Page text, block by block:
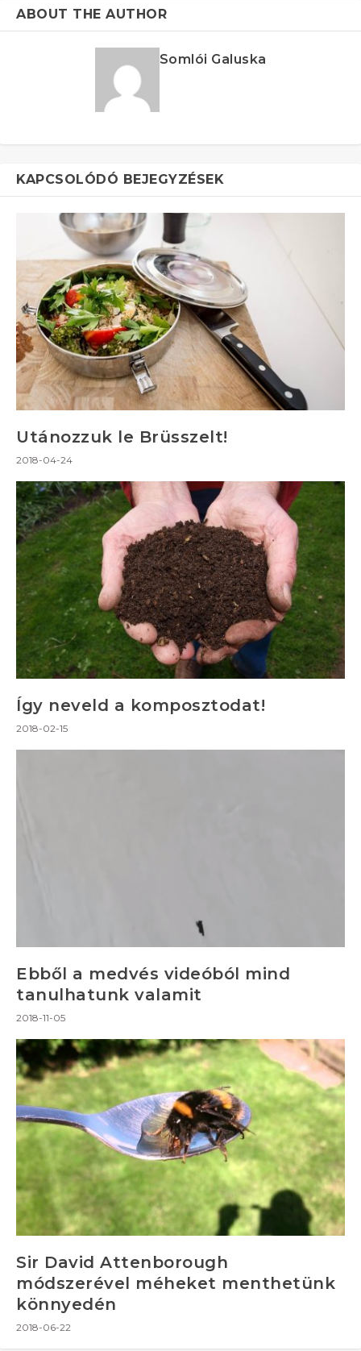
ABOUT THE AUTHOR
Somlói Galuska
KAPCSOLÓDÓ BEJEGYZÉSEK
Utánozzuk le Brüsszelt!
2018-04-24
Így neveld a komposztodat!
2018-02-15
Ebből a medvés videóból mind
tanulhatunk valamit
2018-11-05
Sir David Attenborough
módszerével méheket menthetünk
könnyedén
2018-06-22